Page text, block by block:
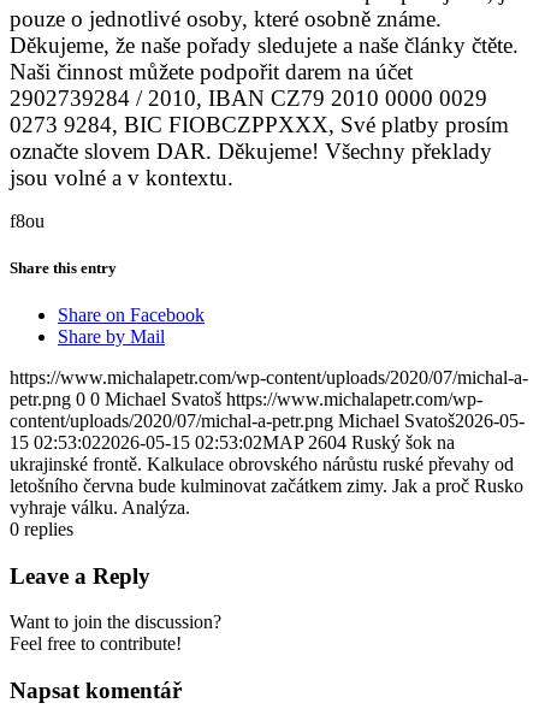
pouze o jednotlivé osoby, které osobně známe.
Děkujeme, že naše pořady sledujete a naše články čtěte.
Naši činnost můžete podpořit darem na účet
2902739284 / 2010, IBAN CZ79 2010 0000 0029
0273 9284, BIC FIOBCZPPXXX, Své platby prosím
označte slovem DAR. Děkujeme! Všechny překlady
jsou volné a v kontextu.
f8ou
Share this entry
Share on Facebook
Share by Mail
https://www.michalapetr.com/wp-content/uploads/2020/07/michal-a-
petr.png 0 0 Michael Svatoš https://www.michalapetr.com/wp-
content/uploads/2020/07/michal-a-petr.png Michael Svatoš2026-05-
15 02:53:022026-05-15 02:53:02MAP 2604 Ruský šok na
ukrajinské frontě. Kalkulace obrovského nárůstu ruské převahy od
letošního června bude kulminovat začátkem zimy. Jak a proč Rusko
vyhraje válku. Analýza.
0 replies
Leave a Reply
Want to join the discussion?
Feel free to contribute!
Napsat komentář